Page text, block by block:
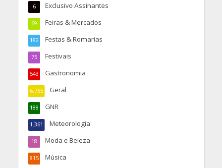
Exclusivo Assinantes
6
Feiras & Mercados
69
Festas & Romarias
182
Festivais
75
Gastronomia
543
Geral
6.765
GNR
188
Meteorologia
1.361
Moda e Beleza
18
Música
815